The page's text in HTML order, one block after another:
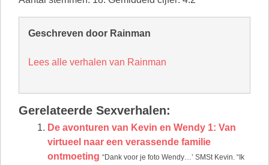
Geschreven door Rainman
Lees alle verhalen van Rainman
Gerelateerde Sexverhalen:
De avonturen van Kevin en Wendy 1: Van
virtueel naar een verassende familie
ontmoeting “Dank voor je foto Wendy…’ SMSt Kevin. “Ik